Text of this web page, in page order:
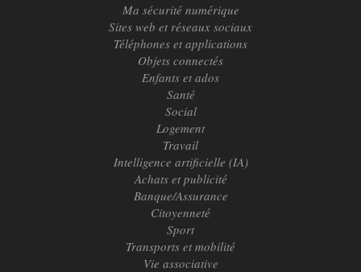
Ma sécurité numérique
Sites web et réseaux sociaux
Téléphones et applications
Objets connectés
Enfants et ados
Santé
Social
Logement
Travail
Intelligence artificielle (IA)
Achats et publicité
Banque/Assurance
Citoyenneté
Sport
Transports et mobilité
Vie associative